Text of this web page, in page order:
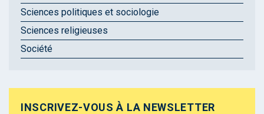
Sciences politiques et sociologie
Sciences religieuses
Société
INSCRIVEZ-VOUS À LA NEWSLETTER